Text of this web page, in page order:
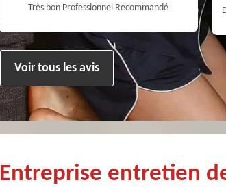
Très bon Professionnel Recommandé
Voir tous les avis
Entreprise entretien